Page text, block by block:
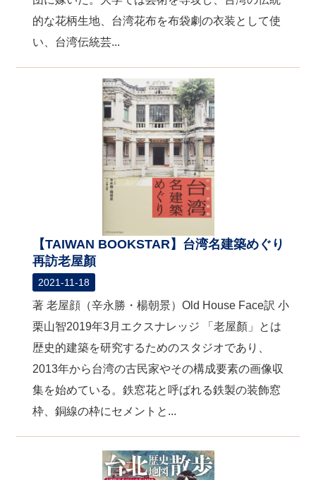
的な花柄生地、台湾花布を布袋劇の衣装として使
い、台湾伝統芸...
【TAIWAN BOOKSTAR】台湾名建築めぐり
再訪老屋顏
2021-11-18
著 老屋顔（辛永勝・楊朝景）Old House Face訳 小
栗山智2019年3月エクスナレッジ 「老屋顏」とは
歴史的建築を研究するためのスタジオであり、
2013年から台湾の古民家やその構成要素の画像収
集を始めている。鉄窓花と呼ばれる鉄製の装飾窓
枠、銅線の枠にセメントと...